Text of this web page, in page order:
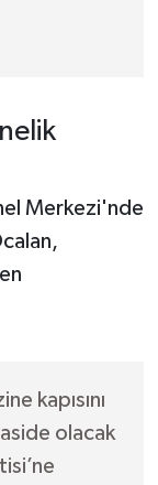
Merkezi'nde
kapısını
olacak